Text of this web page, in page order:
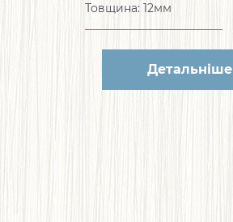
Товщина: 12мм
Детальніше